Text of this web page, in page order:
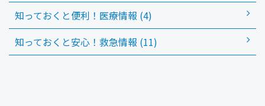
知っておくと便利！医療情報 (4)
知っておくと安心！救急情報 (11)